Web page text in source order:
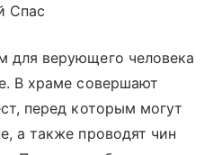
Спас
для верующего человека
В храме совершают
перед которым могут
а также проводят чин